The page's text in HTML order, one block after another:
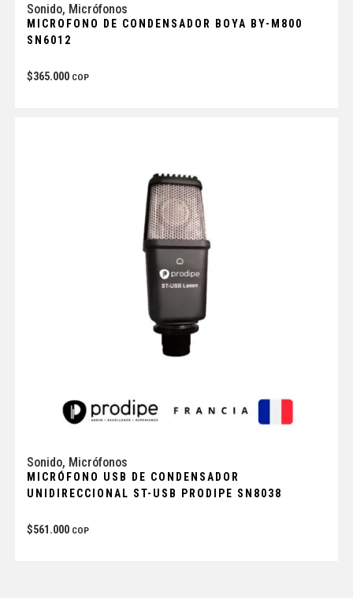
Sonido, Micrófonos
MICROFONO DE CONDENSADOR BOYA BY-M800
SN6012
$365.000 COP
Sonido, Micrófonos
MICRÓFONO USB DE CONDENSADOR
UNIDIRECCIONAL ST-USB PRODIPE SN8038
$561.000 COP